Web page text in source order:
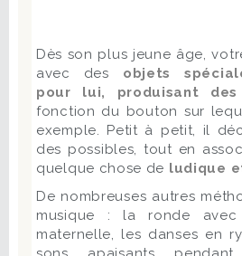
Dès son plus jeune âge,
avec des objets
pour lui, produisant des
fonction du bouton sur
exemple. Petit à petit, il
des possibles, tout en
quelque chose de ludique
De nombreuses autres
musique : la ronde
maternelle, les danses en